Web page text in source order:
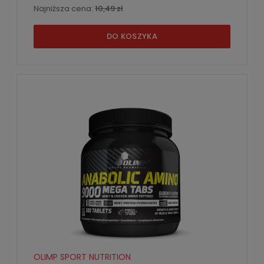
Najniższa cena: 10,49 zł
DO KOSZYKA
OLIMP SPORT NUTRITION